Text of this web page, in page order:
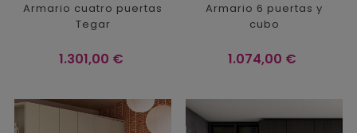
Armario cuatro puertas
Tegar
Precio
1.301,00 €
Armario 6 puertas y
cubo
Precio
1.074,00 €